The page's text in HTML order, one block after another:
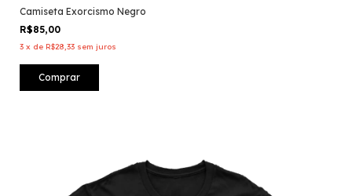
Camiseta Exorcismo Negro
R$85,00
3 x de R$28,33 sem juros
Comprar